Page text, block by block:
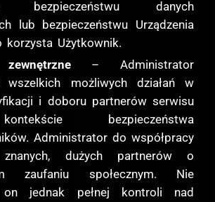
bezpieczeństwu danych
lub bezpieczeństwu Urządzenia
korzysta Użytkownik.
– Administrator
wszelkich możliwych działań w
i doboru partnerów serwisu
bezpieczeństwa
Administrator do współpracy
dużych partnerów o
zaufaniu społecznym. Nie
on jednak pełnej kontroli nad